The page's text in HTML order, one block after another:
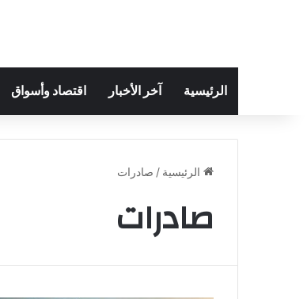
الرئيسية آخر الأخبار اقتصاد وأسواق
الرئيسية / صادرات
صادرات